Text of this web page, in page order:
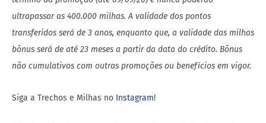
ultrapassar as 400.000 milhas. A validade dos pontos
transferidos será de 3 anos, enquanto que, a validade das milhas
bônus será de até 23 meses a partir da data do crédito. Bônus
não cumulativos com outras promoções ou benefícios em vigor.
Siga a Trechos e Milhas no Instagram!